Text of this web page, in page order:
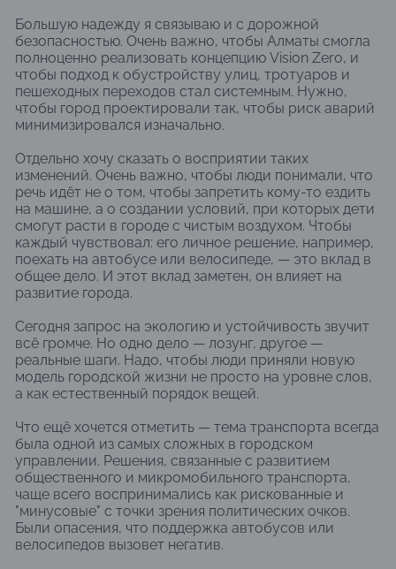
Большую надежду я связываю и с дорожной
безопасностью. Очень важно, чтобы Алматы смогла
полноценно реализовать концепцию Vision Zero, и
чтобы подход к обустройству улиц, тротуаров и
пешеходных переходов стал системным. Нужно,
чтобы город проектировали так, чтобы риск аварий
минимизировался изначально.
Отдельно хочу сказать о восприятии таких
изменений. Очень важно, чтобы люди понимали, что
речь идёт не о том, чтобы запретить кому-то ездить
на машине, а о создании условий, при которых дети
смогут расти в городе с чистым воздухом. Чтобы
каждый чувствовал: его личное решение, например,
поехать на автобусе или велосипеде, — это вклад в
общее дело. И этот вклад заметен, он влияет на
развитие города.
Сегодня запрос на экологию и устойчивость звучит
всё громче. Но одно дело — лозунг, другое —
реальные шаги. Надо, чтобы люди приняли новую
модель городской жизни не просто на уровне слов,
а как естественный порядок вещей.
Что ещё хочется отметить — тема транспорта всегда
была одной из самых сложных в городском
управлении. Решения, связанные с развитием
общественного и микромобильного транспорта,
чаще всего воспринимались как рискованные и
"минусовые" с точки зрения политических очков.
Были опасения, что поддержка автобусов или
велосипедов вызовет негатив.